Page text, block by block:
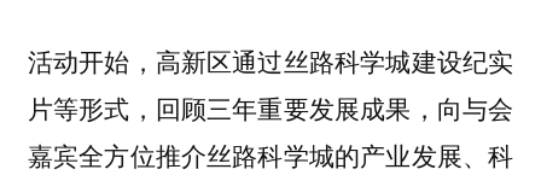
活动开始，高新区通过丝路科学城建设纪实
片等形式，回顾三年重要发展成果，向与会
嘉宾全方位推介丝路科学城的产业发展、科